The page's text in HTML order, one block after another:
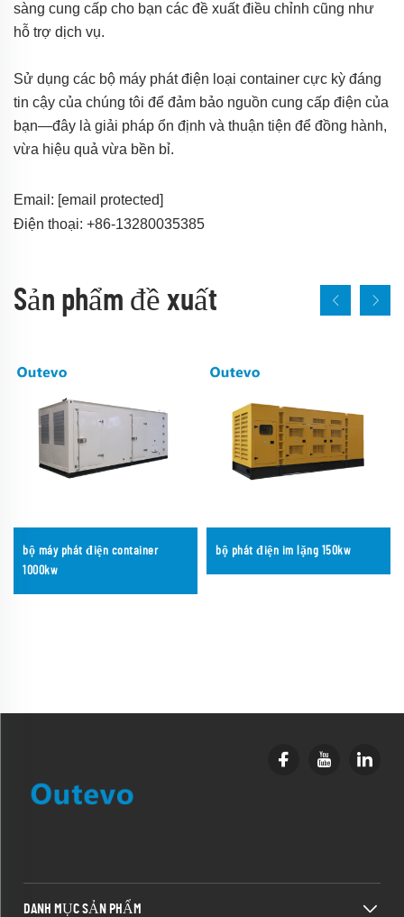
sàng cung cấp cho bạn các đề xuất điều chỉnh cũng như
hỗ trợ dịch vụ.
Sử dụng các bộ máy phát điện loại container cực kỳ đáng
tin cậy của chúng tôi để đảm bảo nguồn cung cấp điện của
bạn—đây là giải pháp ổn định và thuận tiện để đồng hành,
vừa hiệu quả vừa bền bỉ.
Email: [email protected]
Điện thoại: +86-13280035385
Sản phẩm đề xuất
bộ máy phát điện container
1000kw
bộ phát điện im lặng 150kw
DANH MỤC SẢN PHẨM